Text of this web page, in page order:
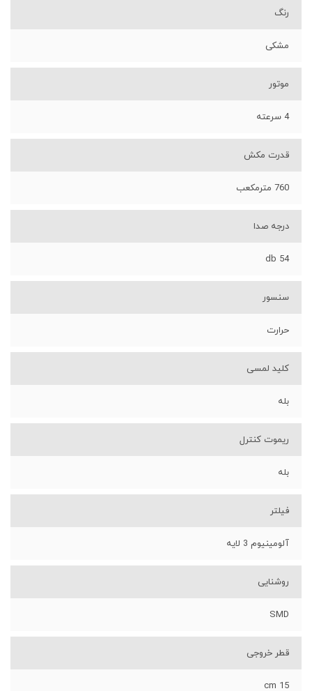
رنگ
مشکی
موتور
4 سرعته
قدرت مکش
760 مترمکعب
درجه صدا
54 db
سنسور
حرارت
کلید لمسی
بله
ریموت کنترل
بله
فیلتر
آلومینیوم 3 لایه
روشنایی
SMD
قطر خروجی
15 cm